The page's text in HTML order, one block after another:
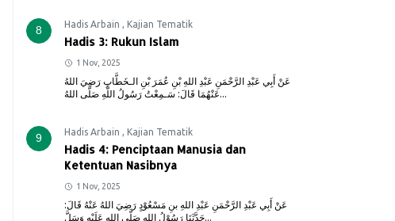
8 Hadis Arbain , Kajian Tematik
Hadis 3: Rukun Islam
1 Nov, 2025
عَنْ أَبِي عَبْدِ الرَّحْمَنِ عَبْدِ اللهِ بْنِ عُمَرَ بْنِ الـخَطَّابِ رَضِيَ اللهُ
عَنْهُمَا قَالَ: سَـمِعْتُ رَسُولُ اللَّهِ صَلَّى اللهُ...
9 Hadis Arbain , Kajian Tematik
Hadis 4: Penciptaan Manusia dan
Ketentuan Nasibnya
1 Nov, 2025
عَنْ أَبِي عَبْدِ الرَّحْمَنِ عَبْدِ اللهِ بنِ مَسْعُوْدٍ رَضِيَ اللهُ عَنْهُ قَالَ:
حَدَّثَنَا رَسُوْلُ اللهِ صَلَّى اللهِ عَلَيْهِ وَسَلَّ...